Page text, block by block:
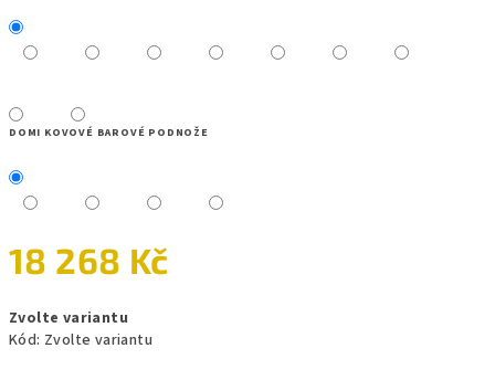
DOMI KOVOVÉ BAROVÉ PODNOŽE
18 268 Kč
cena:
Zvolte variantu
Kód: Zvolte variantu